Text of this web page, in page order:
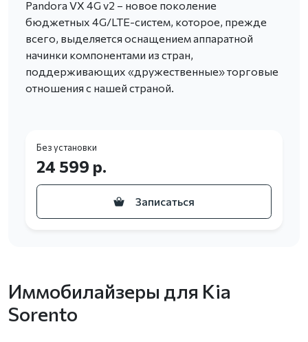
Pandora VX 4G v2 – новое поколение
бюджетных 4G/LTE-систем, которое, прежде
всего, выделяется оснащением аппаратной
начинки компонентами из стран,
поддерживающих «дружественные» торговые
отношения с нашей страной.
Без установки
24 599 р.
Записаться
Иммобилайзеры для Kia
Sorento